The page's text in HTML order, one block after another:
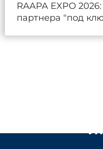
RAAPA EXPO
партнера "под